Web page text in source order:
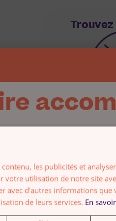
En
les publicités et
votre utilisation de notre site
avec d'autres informations que
de leurs services. En
de répondre à
dans